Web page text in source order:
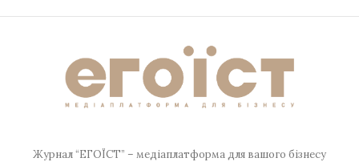
Журнал “ЕГОЇСТ” – медіаплатформа для вашого бізнесу